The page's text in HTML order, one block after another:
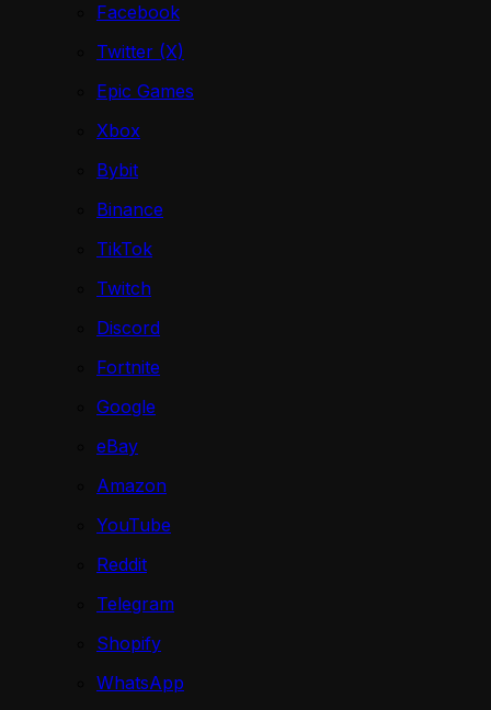
Facebook
Twitter (X)
Epic Games
Xbox
Bybit
Binance
TikTok
Twitch
Discord
Fortnite
Google
eBay
Amazon
YouTube
Reddit
Telegram
Shopify
WhatsApp